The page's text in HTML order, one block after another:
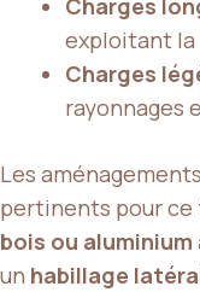
exploitant la
Charges
rayonnages
Les
pertinents pour ce
bois ou aluminium
un habillage